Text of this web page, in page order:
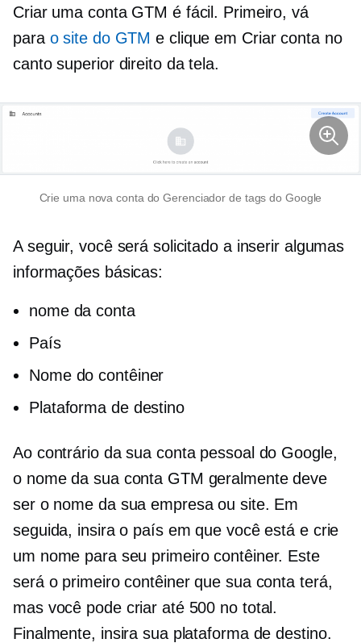
Criar uma conta GTM é fácil. Primeiro, vá
para o site do GTM e clique em Criar conta no
canto superior direito da tela.
Crie uma nova conta do Gerenciador de tags do Google
A seguir, você será solicitado a inserir algumas
informações básicas:
nome da conta
País
Nome do contêiner
Plataforma de destino
Ao contrário da sua conta pessoal do Google,
o nome da sua conta GTM geralmente deve
ser o nome da sua empresa ou site. Em
seguida, insira o país em que você está e crie
um nome para seu primeiro contêiner. Este
será o primeiro contêiner que sua conta terá,
mas você pode criar até 500 no total.
Finalmente, insira sua plataforma de destino.